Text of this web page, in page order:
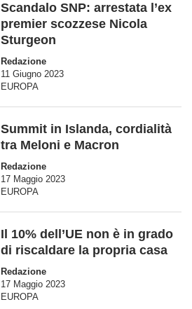
Scandalo SNP: arrestata l’ex
premier scozzese Nicola
Sturgeon
Redazione
11 Giugno 2023
EUROPA
Summit in Islanda, cordialità
tra Meloni e Macron
Redazione
17 Maggio 2023
EUROPA
Il 10% dell’UE non è in grado
di riscaldare la propria casa
Redazione
17 Maggio 2023
EUROPA